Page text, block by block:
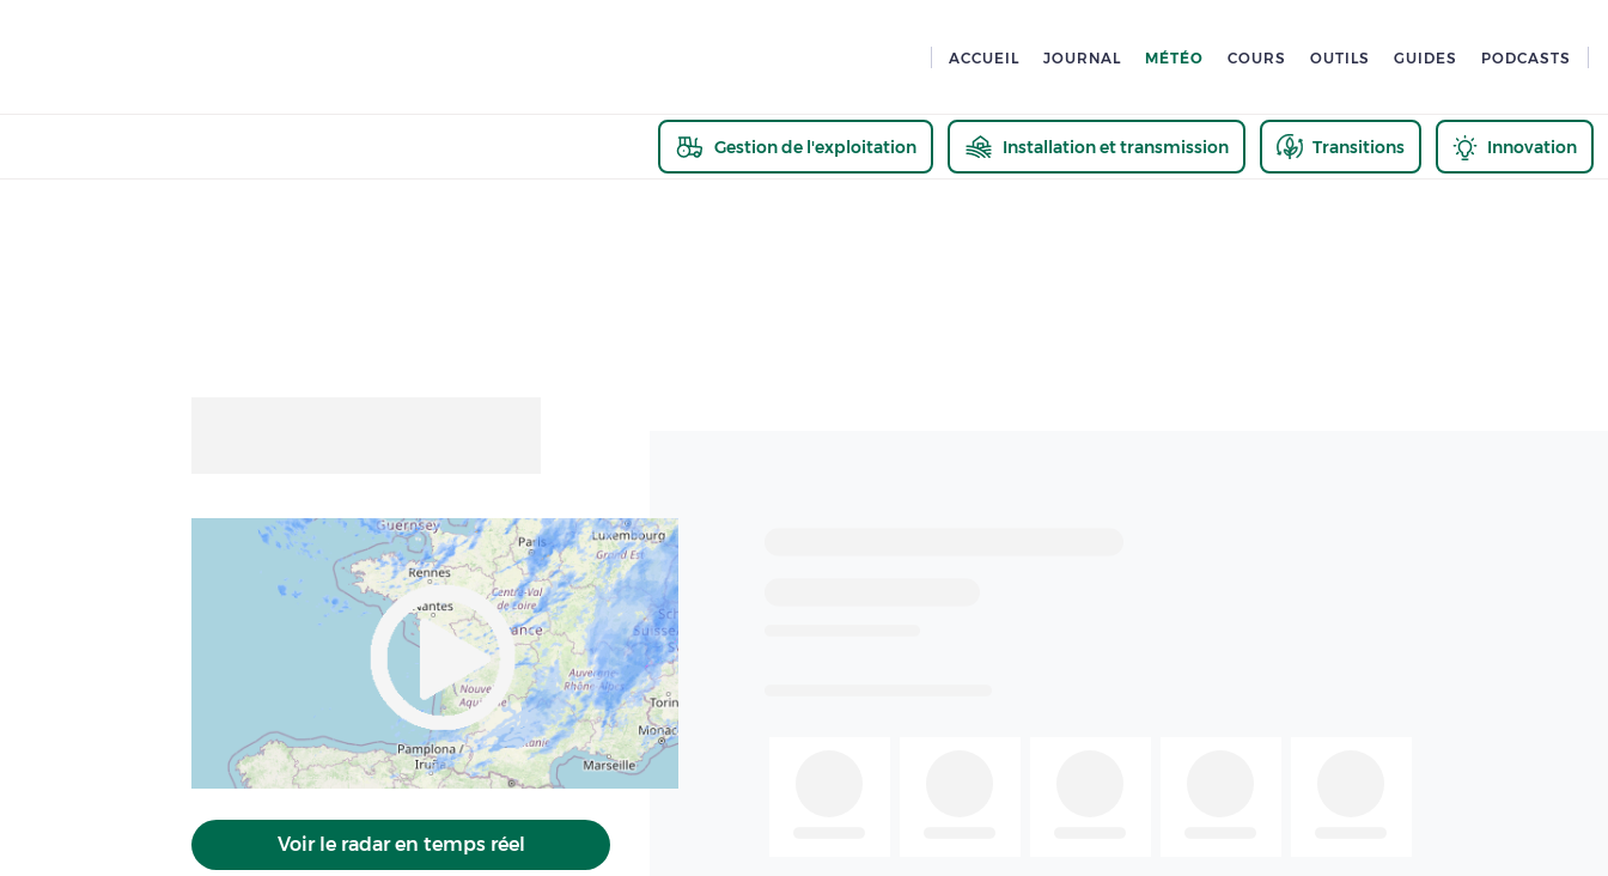
ACCUEIL JOURNAL MÉTÉO COURS OUTILS GUIDES PODCASTS
Gestion de l'exploitation Installation et transmission Transitions Innovation
Voir le radar en temps réel